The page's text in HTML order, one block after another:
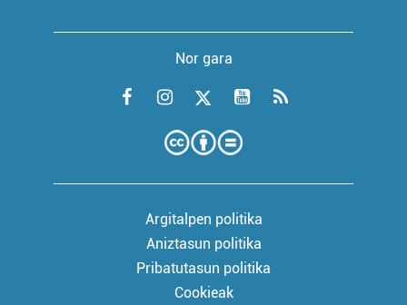
Nor gara
Argitalpen politika
Aniztasun politika
Pribatutasun politika
Cookieak